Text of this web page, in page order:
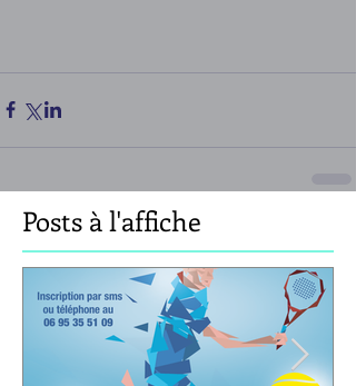
Posts à l'affiche